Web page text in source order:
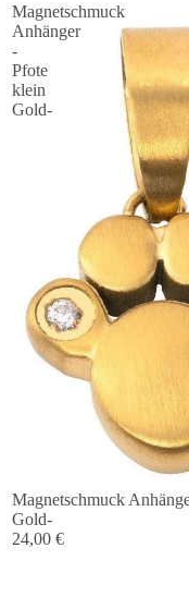
Magnetschmuck
Anhänger
-
Pfote
klein
Gold-
Magnetschmuck
Gold-
24,00 €